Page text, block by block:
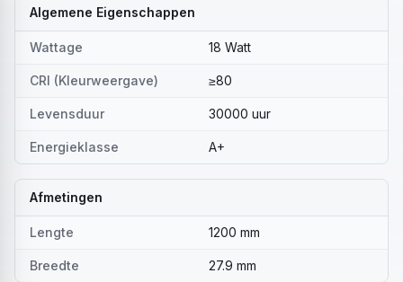
Algemene Eigenschappen
Wattage 18 Watt
CRI (Kleurweergave) ≥80
Levensduur 30000 uur
Energieklasse A+
Afmetingen
Lengte 1200 mm
Breedte 27.9 mm